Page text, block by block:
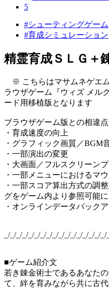
#シューティングゲーム
#育成シミュレーション
精霊育成ＳＬＧ＋
※ こちらはマサムネゲエ
ラウザゲーム『ウィズ メル
ード用移植版となります
ブラウザゲーム版との相違点
・育成速度の向上
・グラフィック画質／BGM
・一部演出の変更
・大画面／フルスクリーン
・一部メニューにおけるマ
・一部スコア算出方式の調
グをゲーム内より参照可能に
・オンラインデータバック
_/_/_/_/_/_/_/_/_/_/_/_/_/_/_/_/
■ゲーム紹介文
若き錬金術士であるあなた
て、絆を育みながら共に古